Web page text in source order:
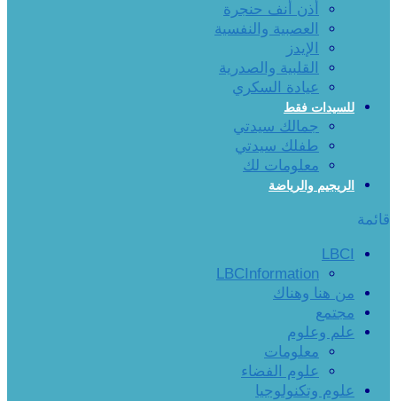
أذن أنف حنجرة
العصبية والنفسية
الإيدز
القلبية والصدرية
عيادة السكري
للسيدات فقط
جمالك سيدتي
طفلك سيدتي
معلومات لك
الريجيم والرياضة
قائمة
LBCI
LBCInformation
من هنا وهناك
مجتمع
علم وعلوم
معلومات
علوم الفضاء
علوم وتكنولوجيا